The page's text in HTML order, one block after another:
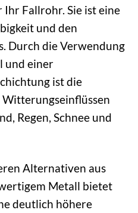
Fallrohr. Sie ist eine
und den
Durch die Verwendung
und einer
ist die
Regen, Schnee und
Alternativen aus
Metall bietet
deutlich höhere